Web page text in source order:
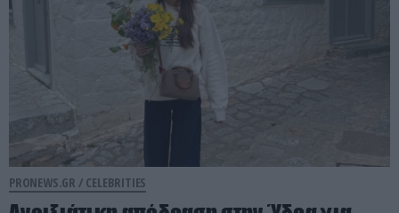
PRONEWS.GR / CELEBRITIES